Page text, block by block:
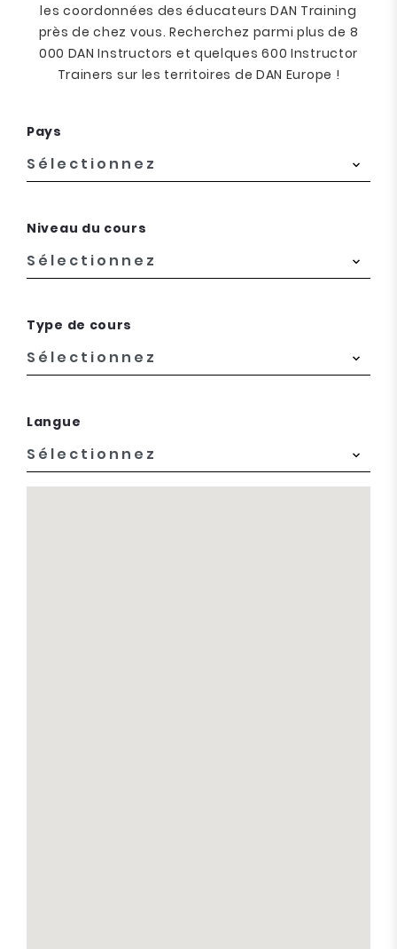
les coordonnées des éducateurs DAN Training
près de chez vous. Recherchez parmi plus de 8
000 DAN Instructors et quelques 600 Instructor
Trainers sur les territoires de DAN Europe !
Pays
Niveau du cours
Type de cours
Langue